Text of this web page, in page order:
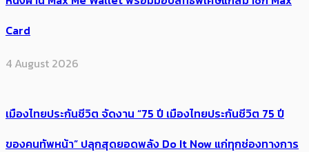
Card
4 August 2026
เมืองไทยประกันชีวิต จัดงาน “75 ปี เมืองไทยประกันชีวิต 75 ปี
ของคนทัพหน้า” ปลุกสุดยอดพลัง Do It Now แก่ทุกช่องทางการ